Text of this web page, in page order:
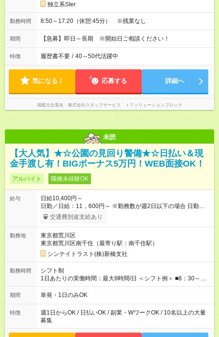
独立系SIer
勤務時間 8:50～17:20（休憩:45分） ※残業なし
期間 【急募】即日～長期 ※開始日ご相談ください！
特徴 履歴書不要 / 40～50代活躍中
気になる！ 応募する 詳細へ
掲載元企業名 株式会社スタッフサービス ＩＴソリューションブロック
未読
【大人気】★☆公園の見回り警備★☆日払い＆現
金手渡し有！BIGボーナス5万円！WEB面接OK！
アルバイト 職種未経験OK
給与
日給10,400円～
日勤／日給：11，600円～ ※勤務数が週2日以下の場合 日勤／日
給：10，400円 ■交通費別途全額支給 ※規定あり ■支払方法：日
払い └日給のうち7，000円を現金先払い ※稼働分 ※週払い・月
当あり ■日給保障あり └早く終わっても”全額”支給！ ::::: ::::: :::::
≪ 法定研修 ≫ 研修時の給与： 日給10，000円×3日間（24時
間） ＝研修費として合計30，000円支給 ＋交通費全額支給 ※規
定あり 【試用期間】試用期間なし
交通費別途支給あり
勤務地
東京都荒川区
東京都荒川区南千住（最寄り駅：南千住駅）
シンテイトラスト(株)新橋支社
勤務時間
シフト制
1日あたりの実働時間：最大8時間/日 ＜シフト例＞ ■8：30～
17：30 ■9：00～18：00 など！ 上記時間内で、 実働8時
間・休憩1時間／日
期間 単発・1日のみOK
特徴
週1日からOK / 日払いOK / 副業・WワークOK / 10名以上の大量
募集